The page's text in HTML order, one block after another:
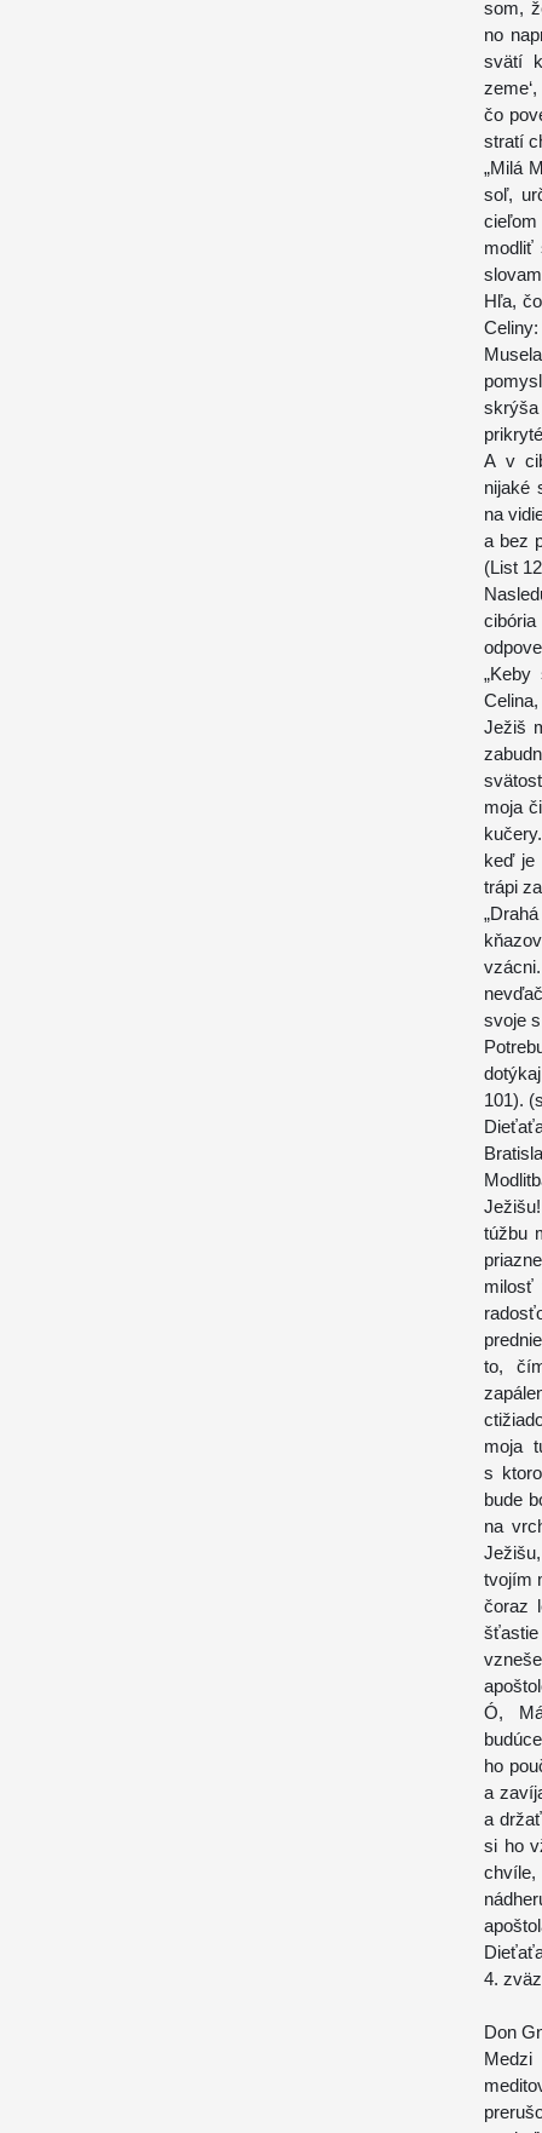
som,
no
svätí
čo
stratí
„Milá
soľ,
cieľom
modliť
Hľa,
skrýša
A v
nijaké
na
a bez
(List
Ježiš
moja
keď je
trápi
svoje
101).
túžbu
milosť
to,
moja
s
bude
na
tvojím
čoraz
Ó,
ho
a
a
si ho
chvíle,
4.
Don
Medzi